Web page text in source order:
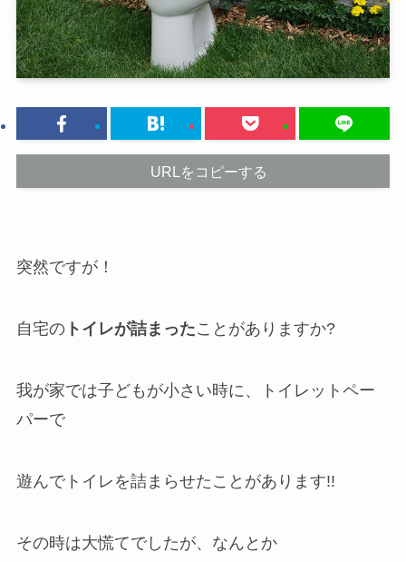
URLをコピーする
突然ですが！
自宅のトイレが詰まったことがありますか?
我が家では子どもが小さい時に、トイレットペー
パーで
遊んでトイレを詰まらせたことがあります!!
その時は大慌てでしたが、なんとか